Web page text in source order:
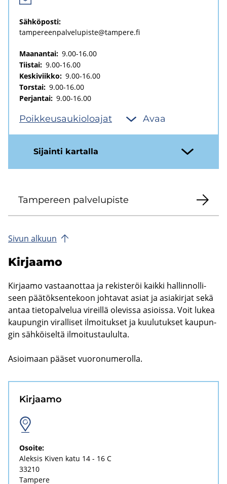
Säh­kö­pos­ti:
tam­pe­reen­pal­ve­lu­pis­te@tam­pe­re.fi
Maanantai: 9.00-16.00
Tiistai: 9.00-16.00
Keskiviikko: 9.00-16.00
Torstai: 9.00-16.00
Perjantai: 9.00-16.00
Poik­keus­au­kio­loa­jat Avaa
Si­jain­ti kar­tal­la
Tam­pe­reen pal­ve­lu­pis­te
Sivun al­kuun
Kir­jaa­mo
Kir­jaa­mo vas­taa­not­taa ja re­kis­te­röi kaik­ki hal­lin­nol­li­
seen pää­tök­sen­te­koon joh­ta­vat asiat ja asia­kir­jat sekä
antaa tie­to­pal­ve­lua vi­reil­lä ole­vis­sa asiois­sa. Voit lukea
kau­pun­gin vi­ral­li­set il­moi­tuk­set ja kuu­lu­tuk­set kau­pun­
gin säh­köi­sel­tä il­moi­tus­tau­lul­ta.
Asioi­maan pää­set vuo­ro­nu­me­rol­la.
Kir­jaa­mo
Osoi­te:
Alek­sis Kiven katu 14 - 16 C
33210
Tam­pe­re